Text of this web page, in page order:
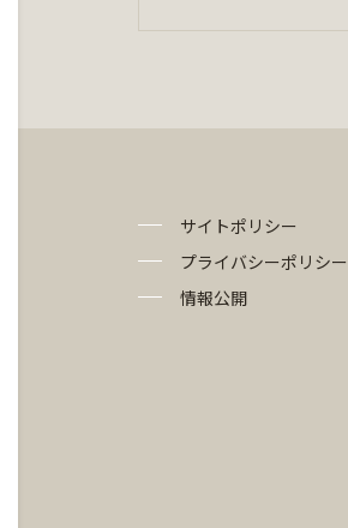
サイトポリシー
プライバシーポリシー
情報公開